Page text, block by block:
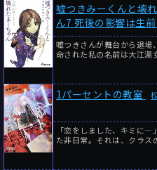
嘘つきみーくんと壊
ん7 死後の影響は生前
嘘つきさんが舞台から退場
命された私の名前は大江湯
1パーセントの教室
「恋をしました、キミに
た非日常。それは、クラス